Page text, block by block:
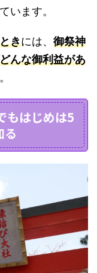
います。
きには、 御祭神
んな御利益があ
もはじめは5
る